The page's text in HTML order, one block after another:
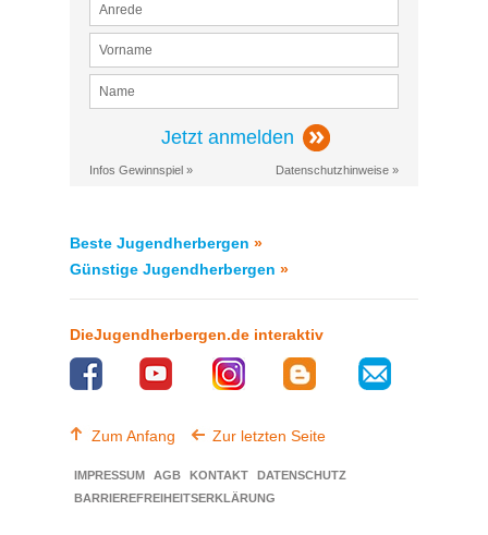
Jetzt anmelden
Infos Gewinnspiel » Datenschutzhinweise »
Beste Jugendherbergen »
Günstige Jugendherbergen »
DieJugendherbergen.de interaktiv
Zum Anfang Zur letzten Seite
IMPRESSUM AGB KONTAKT
DATENSCHUTZ
BARRIEREFREIHEITSERKLÄRUNG